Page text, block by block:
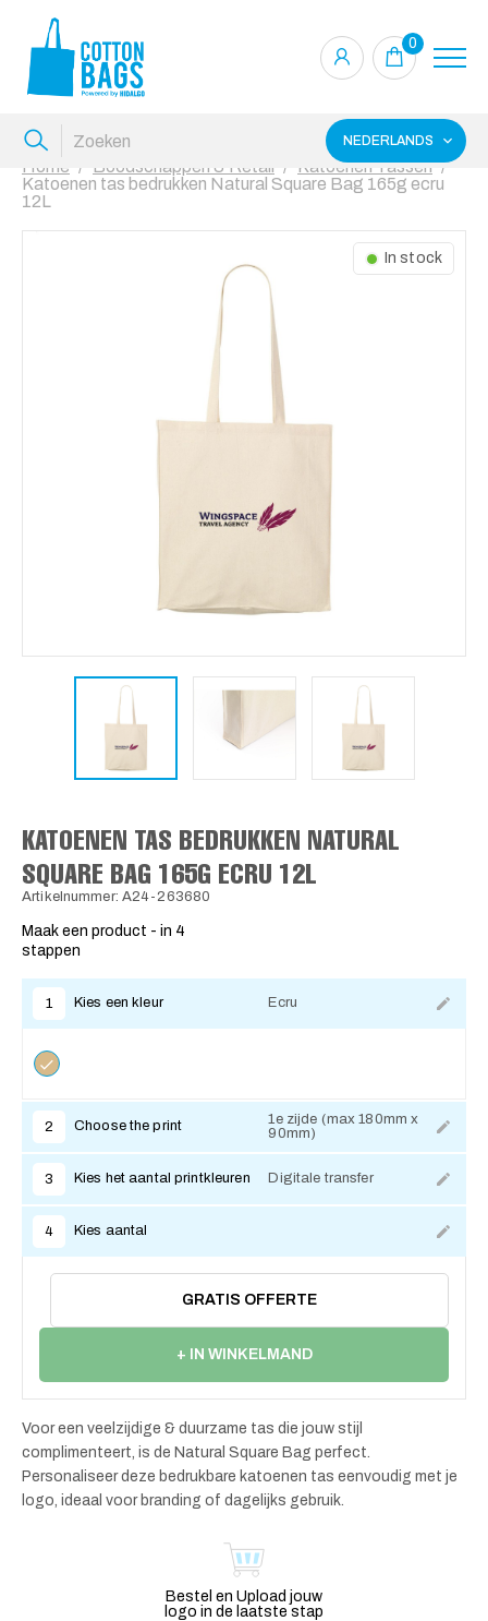
0
NEDERLANDS
Home Boodschappen & Retail
Katoenen Tassen
Katoenen tas bedrukken Natural Square Bag 165g ecru
12L
In stock
KATOENEN TAS BEDRUKKEN NATURAL
SQUARE BAG 165G ECRU 12L
Artikelnummer: A24-263680
Maak een product - in 4
stappen
1 Kies een kleur Ecru
2 Choose the print
1e zijde (max 180mm x
90mm)
3 Kies het aantal printkleuren Digitale transfer
4 Kies aantal
GRATIS OFFERTE
+ IN WINKELMAND
Voor een veelzijdige & duurzame tas die jouw stijl
complimenteert, is de Natural Square Bag perfect.
Personaliseer deze bedrukbare katoenen tas eenvoudig met je
logo, ideaal voor branding of dagelijks gebruik.
Bestel en Upload jouw
logo in de laatste stap